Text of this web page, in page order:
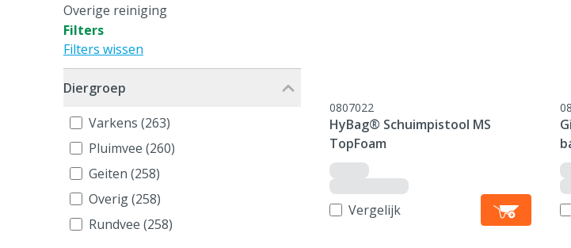
Overige reiniging
Filters
Filters wissen
Diergroep
Varkens (263)
Pluimvee (260)
Geiten (258)
Overig (258)
Rundvee (258)
0807022
HyBag® Schuimpistool MS
TopFoam
Vergelijk